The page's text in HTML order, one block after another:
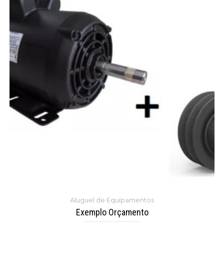
Aluguel de Equipamentos
Exemplo Orçamento